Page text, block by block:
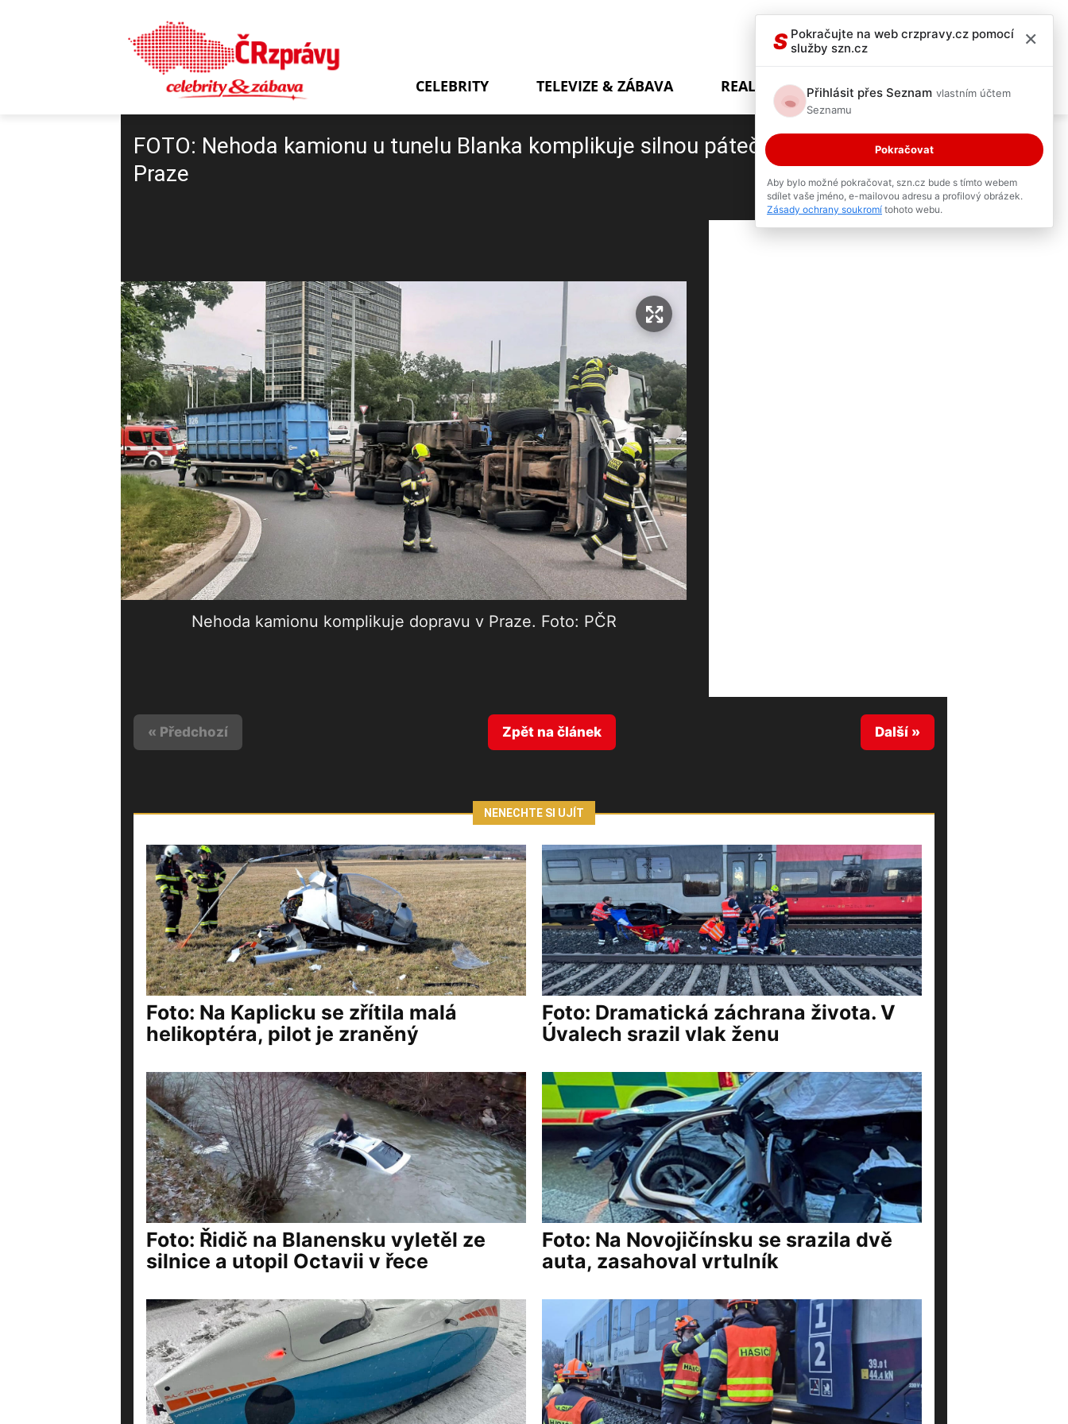
CELEBRITY TELEVIZE & ZÁBAVA REALITY SHOW
FOTO: Nehoda kamionu u tunelu Blanka komplikuje silnou páteční dopravu v
Praze
1 / 5
Nehoda kamionu komplikuje dopravu v Praze. Foto: PČR
« Předchozí Zpět na článek Další »
NENECHTE SI UJÍT
Foto: Na Kaplicku se zřítila malá
helikoptéra, pilot je zraněný
Foto: Dramatická záchrana života. V
Úvalech srazil vlak ženu
Foto: Řidič na Blanensku vyletěl ze
silnice a utopil Octavii v řece
Foto: Na Novojičínsku se srazila dvě
auta, zasahoval vrtulník
S Pokračujte na web crzpravy.cz pomocí
služby szn.cz
×
Přihlásit přes Seznam vlastním účtem
Seznamu
Pokračovat
Aby bylo možné pokračovat, szn.cz bude s tímto webem
sdílet vaše jméno, e-mailovou adresu a profilový obrázek.
Zásady ochrany soukromí tohoto webu.